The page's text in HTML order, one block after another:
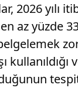
2026 yılı
az yüzde
kullanıldığı